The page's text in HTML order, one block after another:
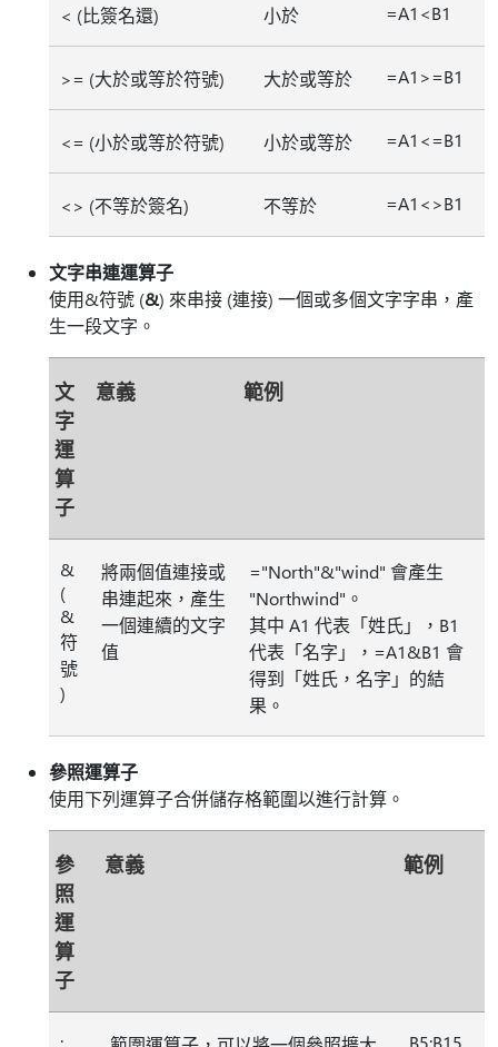
< (比簽名還) 小於 =A1<B1
>= (大於或等於符號) 大於或等於 =A1>=B1
<= (小於或等於符號) 小於或等於 =A1<=B1
<> (不等於簽名) 不等於 =A1<>B1
文字串連運算子
使用&符號 (&) 來串接 (連接) 一個或多個文字字串，產
生一段文字。
文
字
運
算
子
意義 範例
&
(
&
符
號
)
將兩個值連接或
串連起來，產生
一個連續的文字
值
="North"&"wind" 會產生
"Northwind"。
其中 A1 代表「姓氏」，B1
代表「名字」，=A1&B1 會
得到「姓氏，名字」的結
果。
參照運算子
使用下列運算子合併儲存格範圍以進行計算。
參
照
運
算
子
意義 範例
: B5:B15